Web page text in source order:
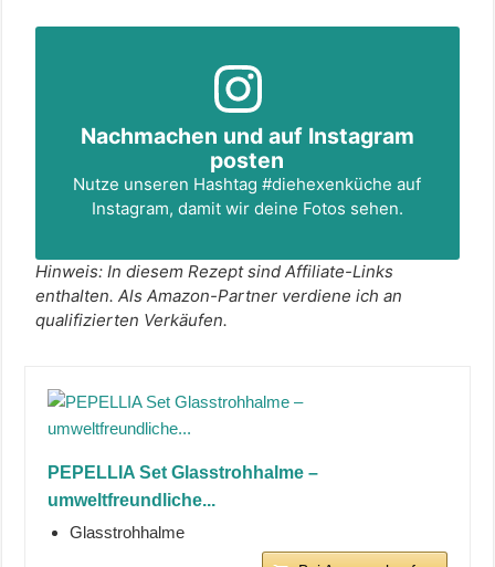
Nachmachen und auf Instagram
posten
Nutze unseren Hashtag#diehexenküche auf
Instagram, damit wir deine Fotos sehen.
Hinweis: In diesem Rezept sind Affiliate-Links
enthalten. Als Amazon-Partner verdiene ich an
qualifizierten Verkäufen.
PEPELLIA Set Glasstrohhalme –
umweltfreundliche...
Glasstrohhalme